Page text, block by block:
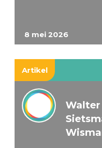
8 mei 2026
Artikel